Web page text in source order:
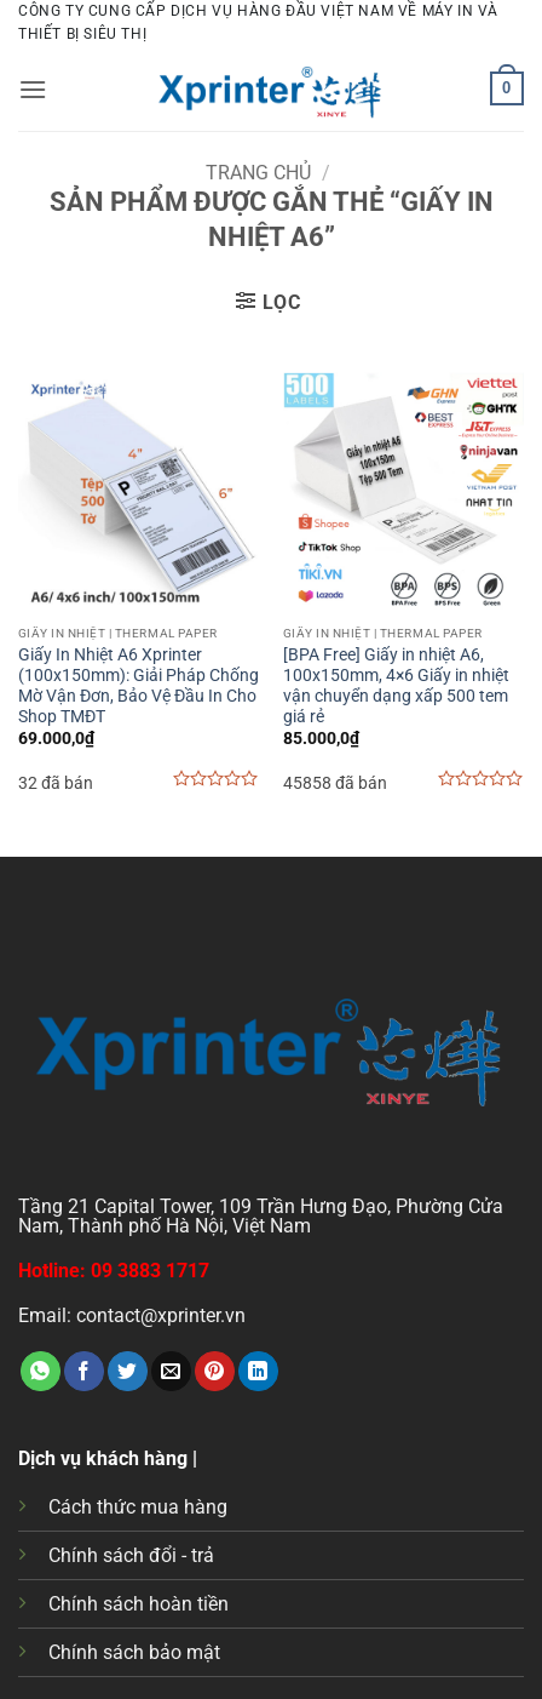
Bỏ
qua
dung
CÔNG TY CUNG CẤP DỊCH VỤ HÀNG ĐẦU VIỆT NAM VỀ MÁY IN VÀ
THIẾT BỊ SIÊU THỊ
0
TRANG CHỦ /
SẢN PHẨM ĐƯỢC GẮN THẺ “GIẤY IN
NHIỆT A6”
LỌC
GIẤY IN NHIỆT | THERMAL PAPER
Giấy In Nhiệt A6 Xprinter
(100x150mm): Giải Pháp Chống
Mờ Vận Đơn, Bảo Vệ Đầu In Cho
Shop TMĐT
69.000,0₫
32 đã bán
5
GIẤY IN NHIỆT | THERMAL PAPER
[BPA Free] Giấy in nhiệt A6,
100x150mm, 4×6 Giấy in nhiệt
vận chuyển dạng xấp 500 tem
giá rẻ
85.000,0₫
45858 đã bán
5
Tầng 21 Capital Tower, 109 Trần Hưng Đạo, Phường Cửa
Nam, Thành phố Hà Nội, Việt Nam
Hotline: 09 3883 1717
Email: contact@xprinter.vn
Dịch vụ khách hàng |
Cách thức mua hàng
Chính sách đổi - trả
Chính sách hoàn tiền
Chính sách bảo mật